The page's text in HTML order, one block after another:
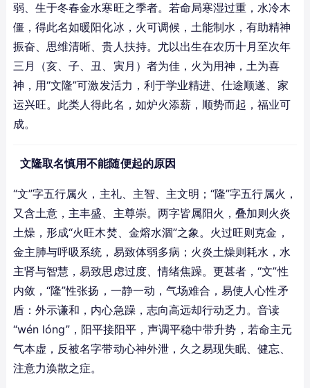
弱、生于冬春金水寒旺之季者。若命局寒湿过重，水冷木
僵，得此名如暖阳化冰，火可调候，土能制水，有助精神
振奋、思维清晰、贵人扶持。尤以出生在农历十月至次年
三月（亥、子、丑、寅月）者为佳，火为用神，土为喜
神，用“文隆”可激发活力，利于学业精进、仕途顺遂、家
运兴旺。此类人得此名，如炉火添薪，顺势而起，福业可
成。
文隆取名慎用不能随便起的原因
“文”字五行属火，主礼、主智、主文明；“隆”字五行属火，
又含土意，主丰盛、主尊崇。两字皆属阳火，叠加则火炎
土燥，形成“火旺木焚、金熔水涸”之象。火过旺则克金，
金主肺与呼吸系统，易致体弱多病；火炎土燥则耗水，水
主肾与智慧，易致思虑过度、情绪焦躁。更甚者，“文”性
内敛，“隆”性张扬，一静一动，气场难合，易使人心性矛
盾：外示谦和，内心急躁，志向高远却行动乏力。音读
“wén lóng”，阳平接阳平，声调平稳中带升势，若命主元
气本虚，反被名字带动心神外泄，久之易现失眠、健忘、
注意力涣散之症。